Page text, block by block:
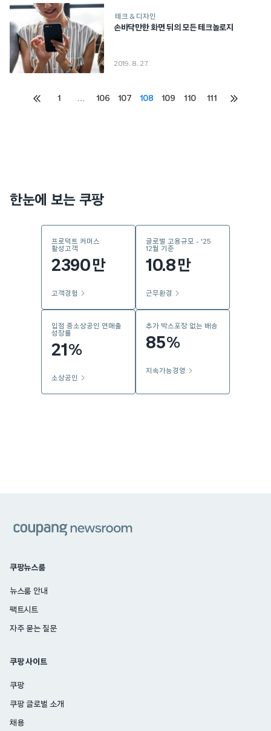
테크 & 디자인
손바닥만한 화면 뒤의 모든 테크놀로지
2019. 8. 27.
Posts
이전
1 … 106 107 108 109 110 111
다음
한눈에 보는 쿠팡
프로덕트 커머스
활성고객
2390만
고객경험
글로벌 고용규모 - '25
12월 기준
10.8만
근무환경
입점 중소상공인 연매출
성장률
21 %
소상공인
추가 박스포장 없는 배송
85%
지속가능경영
쿠팡뉴스룸
뉴스룸 안내
팩트시트
자주 묻는 질문
쿠팡 사이트
쿠팡
쿠팡 글로벌 소개
채용